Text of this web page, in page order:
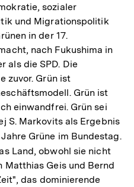
sozialer
und Migrationspolitik
in der 17.
nach Fukushima in
als die SPD. Die
zuvor. Grün ist
Grün ist
einwandfrei. Grün sei
S. Markovits als Ergebnis
Grüne im Bundestag.
Land, obwohl sie nicht
Matthias Geis und Bernd
das dominierende